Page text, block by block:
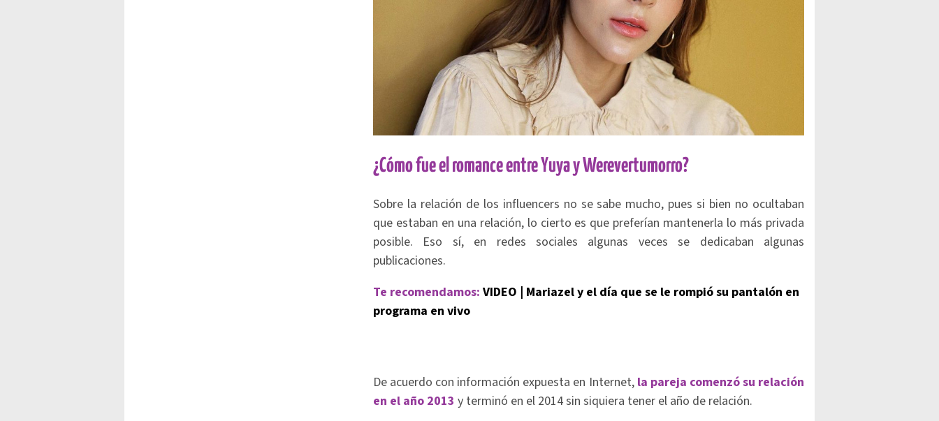
¿Cómo fue el romance entre Yuya y Werevertumorro?
Sobre la relación de los influencers no se sabe mucho, pues si bien no ocultaban
que estaban en una relación, lo cierto es que preferían mantenerla lo más privada
posible. Eso sí, en redes sociales algunas veces se dedicaban algunas
publicaciones.
Te recomendamos: VIDEO | Mariazel y el día que se le rompió su pantalón en
programa en vivo
De acuerdo con información expuesta en Internet,la pareja comenzó su relación
en el año 2013 y terminó en el 2014 sin siquiera tener el año de relación.